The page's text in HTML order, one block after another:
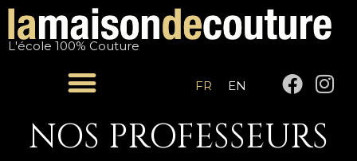
Aller
contenu
L'école 100% Couture
FR EN
F
a
c
e
I
n
s
t
NOS PROFESSEURS